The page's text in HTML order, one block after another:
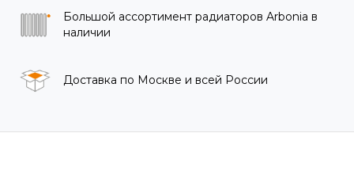
Большой ассортимент радиаторов Arbonia в
наличии
Доставка по Москве и всей России